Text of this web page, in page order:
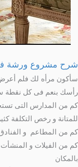
مشروع ورشة
مرأه لك فلم أعرض
بنعم فى كل نقطة
من المدارس التى
و رخص التكلفة
من المطاعم و الفنادق
من الفيلات و المنشأت